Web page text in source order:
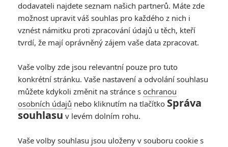
dodavateli najdete seznam našich partnerů. Máte zde
možnost upravit váš souhlas pro každého z nich i
vznést námitku proti zpracování údajů u těch, kteří
tvrdí, že mají oprávněný zájem vaše data zpracovat.
Vaše volby zde jsou relevantní pouze pro tuto
konkrétní stránku. Vaše nastavení a odvolání souhlasu
můžete kdykoli změnit na stránce s ochranou
osobních údajů nebo kliknutím na tlačítko Správa
souhlasu v levém dolním rohu.
Vaše volby souhlasu jsou uloženy v souboru cookie s